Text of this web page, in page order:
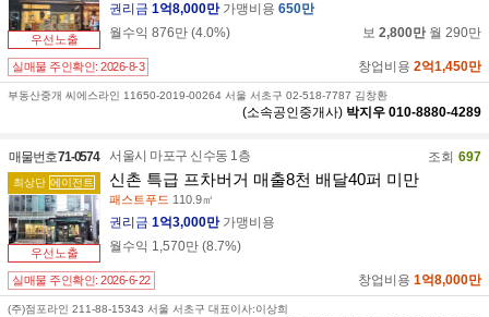
우선노출
권리금 1억8,000만 가맹비용 650만
월수익 876만 (4.0%) 보 2,800만 월 290만
실매물 주인확인: 2026-8-3 창업비용 2억1,450만
부동산중개 씨에스라인 11650-2019-00264 서울 서초구 02-518-7787 김창환
(소속공인중개사) 박지우 010-8880-4289
매물번호71-0574
최상단 에이전트
우선노출
서울시 마포구 신수동 1층 조회 697
신촌 특급 프차버거 매출8천 배달40퍼 미만
패스트푸드 110.9㎡
권리금 1억3,000만 가맹비용
월수익 1,570만 (8.7%)
실매물 주인확인: 2026-6-22 창업비용 1억8,000만
(주)점포라인 211-88-15343 서울 서초구 대표이사:이상희